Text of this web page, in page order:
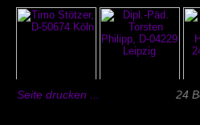
Seite drucken ... 24